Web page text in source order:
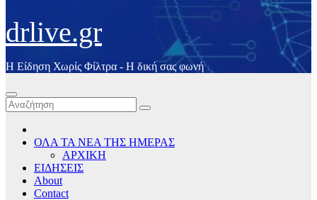
drlive.gr
Η Είδηση Χωρίς Φίλτρα - H δική σας φωνή
ΟΛΑ ΤΑ ΝΕΑ ΤΗΣ ΗΜΕΡΑΣ
ΑΡΧΙΚΗ
ΕΙΔΗΣΕΙΣ
About
Contact